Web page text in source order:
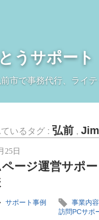
うサポート
市で事務代行、ライ
いるタグ : 弘前 ,
25日
ージ運営サポ
サポート事例 事業内容
訪問PCサポ